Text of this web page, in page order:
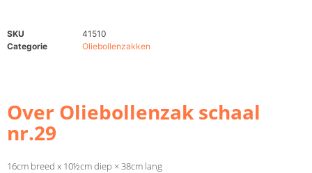
SKU
41510
Categorie
Oliebollenzakken
Over Oliebollenzak schaal
nr.29
16cm breed x 10½cm diep × 38cm lang